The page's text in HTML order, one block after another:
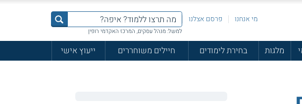
מי אנחנו פרסם אצלנו
למשל: מנהל עסקים, המרכז האקדמי רופין
מלגות בחירת לימודים חיילים משוחררים
ייעוץ אישי